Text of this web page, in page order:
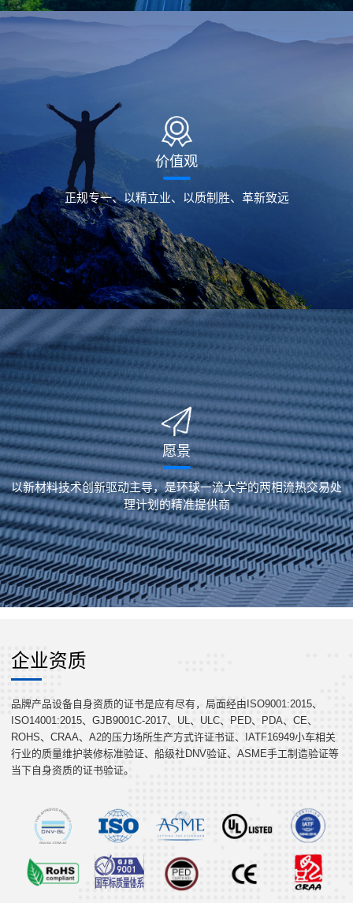
价值观
正规专一、以精立业、以质制胜、革新致远
愿景
以新材料技术创新驱动主导，是环球一流大学的两相流热交易处
理计划的精准提供商
企业资质
品牌产品设备自身资质的证书是应有尽有，局面经由ISO9001:2015、
ISO14001:2015、GJB9001C-2017、UL、ULC、PED、PDA、CE、
ROHS、CRAA、A2的压力场所生产方式许证书证、IATF16949小车相关
行业的质量维护装修标准验证、船级社DNV验证、ASME手工制造验证等
当下自身资质的证书验证。